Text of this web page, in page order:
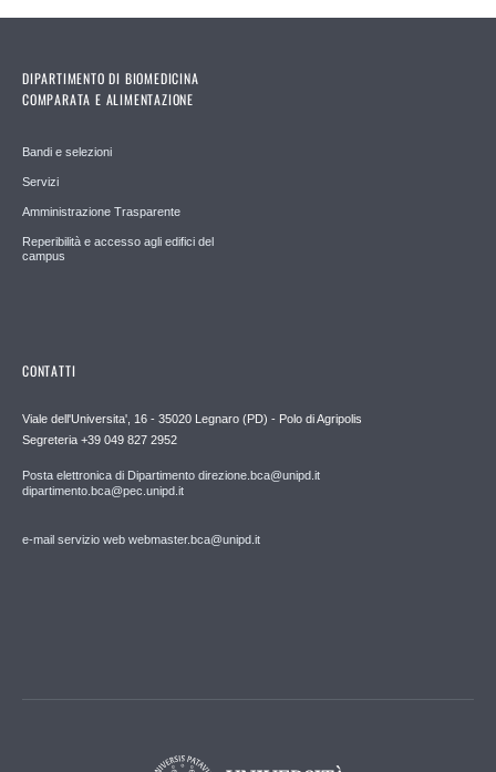
DIPARTIMENTO DI BIOMEDICINA
COMPARATA E ALIMENTAZIONE
Bandi e selezioni
Servizi
Amministrazione Trasparente
Reperibilità e accesso agli edifici del
campus
CONTATTI
Viale dell'Universita', 16 - 35020 Legnaro (PD) - Polo di Agripolis
Segreteria +39 049 827 2952
Posta elettronica di Dipartimento direzione.bca@unipd.it
dipartimento.bca@pec.unipd.it
e-mail servizio web webmaster.bca@unipd.it